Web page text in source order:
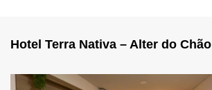
Hotel Terra Nativa – Alter do Chão